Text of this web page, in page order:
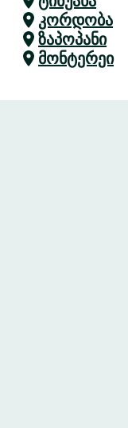
კორდობა
ზაპოპანი
მონტერეი